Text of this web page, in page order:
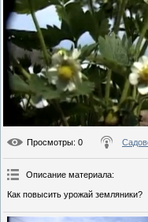
Просмотры: 0
Описание материала:
Как повысить урожай земляники?